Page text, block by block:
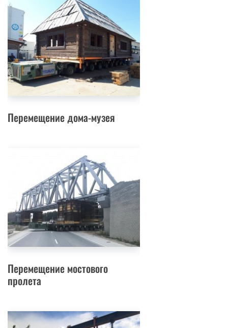
Перемещение дома-музея
Перемещение мостового
пролета